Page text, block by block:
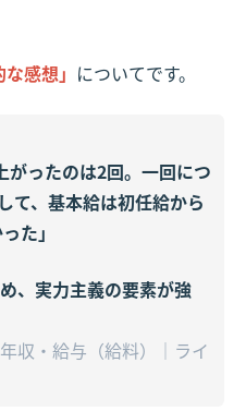
感想」 についてです。
がったのは2回。一回につ
て、基本給は初任給から
た」
、実力主義の要素が強
収・給与（給料）｜ライ